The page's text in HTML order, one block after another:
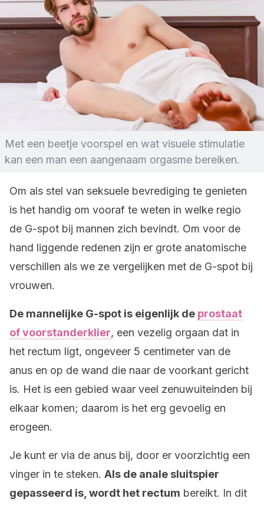
Met een beetje voorspel en wat visuele stimulatie
kan een man een aangenaam orgasme bereiken.
Om als stel van seksuele bevrediging te genieten
is het handig om vooraf te weten in welke regio
de G-spot bij mannen zich bevindt. Om voor de
hand liggende redenen zijn er grote anatomische
verschillen als we ze vergelijken met de G-spot bij
vrouwen.
De mannelijke G-spot is eigenlijk de prostaat
of voorstanderklier, een vezelig orgaan dat in
het rectum ligt, ongeveer 5 centimeter van de
anus en op de wand die naar de voorkant gericht
is. Het is een gebied waar veel zenuwuiteinden bij
elkaar komen; daarom is het erg gevoelig en
erogeen.
Je kunt er via de anus bij, door er voorzichtig een
vinger in te steken. Als de anale sluitspier
gepasseerd is, wordt het rectum bereikt. In dit